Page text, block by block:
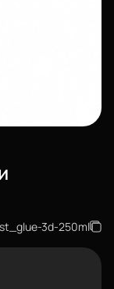
st_glue-3d-250ml